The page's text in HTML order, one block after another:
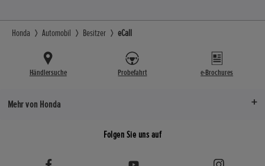
Honda Automobil Besitzer eCall
Händlersuche Probefahrt e-Brochures
Mehr von Honda
Folgen Sie uns auf